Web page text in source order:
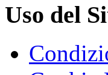
Uso del